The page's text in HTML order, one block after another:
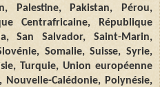
Palestine, Pakistan, Pérou,
Centrafricaine, République
San Salvador, Saint-Marin,
Somalie, Suisse, Syrie,
Turquie, Union européenne
Calédonie, Polynésie,